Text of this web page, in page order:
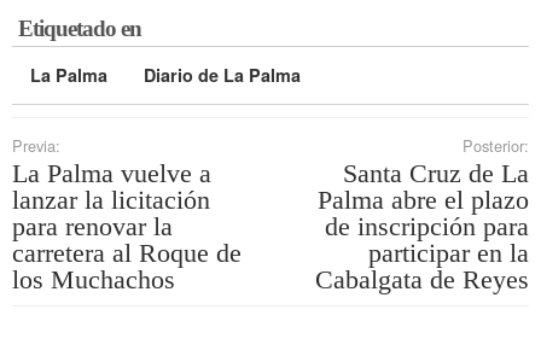
Etiquetado en
La Palma Diario de La Palma
Previa:
La Palma vuelve a
lanzar la licitación
para renovar la
carretera al Roque de
los Muchachos
Posterior:
Santa Cruz de La
Palma abre el plazo
de inscripción para
participar en la
Cabalgata de Reyes